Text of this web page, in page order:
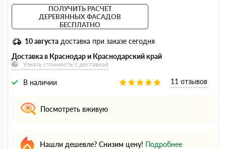
ПОЛУЧИТЬ РАСЧЕТ
ДЕРЕВЯННЫХ ФАСАДОВ
БЕСПЛАТНО
10 августа доставка при заказе сегодня
Доставка в Краснодар и Краснодарский край
Узнать стоимость с доставкой
В наличии 11 отзывов
Посмотреть вживую
Нашли дешевле? Снизим цену! Подробнее